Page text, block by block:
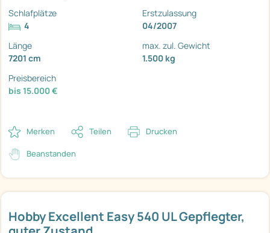
Hobby Excellent Easy 540 UL Gepflegter,
Schlafplätze
4
Erstzulassung
04/2007
Länge
7201 cm
max. zul. Gewicht
1.500 kg
Preisbereich
bis 15.000 €
Merken Teilen Drucken
Beanstanden